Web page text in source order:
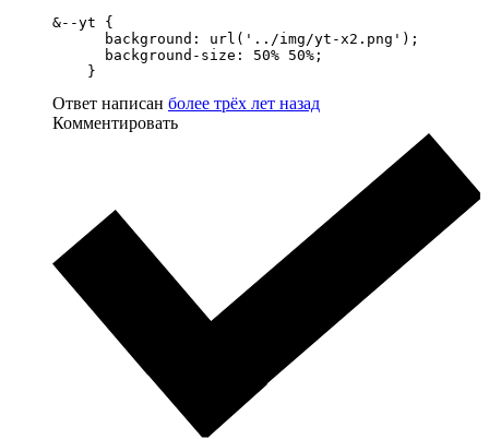
&--yt {
      background: url('../img/yt-x2.png');
      background-size: 50% 50%;
    }
Ответ написан более трёх лет назад
Комментировать